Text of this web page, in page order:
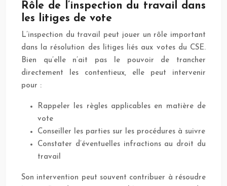
Rôle de l’inspection du travail dans
les litiges de vote
L’inspection du travail peut jouer un rôle important
dans la résolution des litiges liés aux votes du CSE.
Bien qu’elle n’ait pas le pouvoir de trancher
directement les contentieux, elle peut intervenir
pour :
Rappeler les règles applicables en matière de
vote
Conseiller les parties sur les procédures à suivre
Constater d’éventuelles infractions au droit du
travail
Son intervention peut souvent contribuer à résoudre